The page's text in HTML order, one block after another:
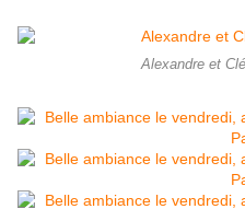
Alexandre et